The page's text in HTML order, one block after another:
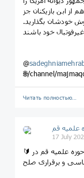
ابن بازیکنان جز
خودشان بگذارید.
@
🌐/channel/
Читать полностью…
علمیه قم
17 July
🔰 بیانیه مجمع مدرسین و محققین حوزه علمیه قم در
و برقراری صلح